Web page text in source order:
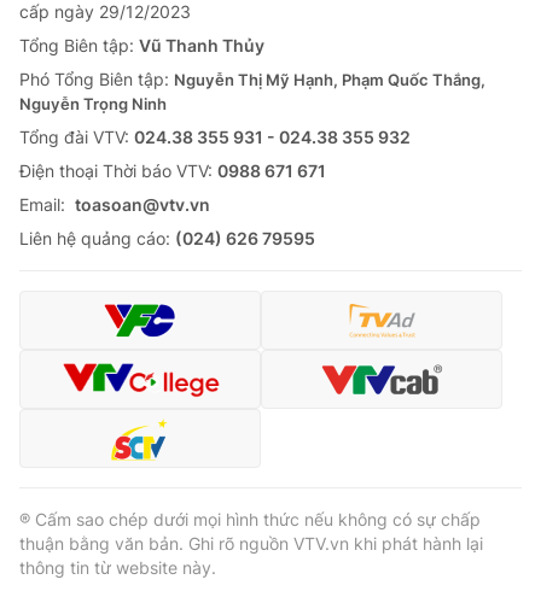
cấp ngày 29/12/2023
Tổng Biên tập: Vũ Thanh Thủy
Phó Tổng Biên tập: Nguyễn Thị Mỹ Hạnh, Phạm Quốc Thắng,
Nguyễn Trọng Ninh
Tổng đài VTV: 024.38 355 931 - 024.38 355 932
Ðiện thoại Thời báo VTV: 0988 671 671
Email: toasoan@vtv.vn
Liên hệ quảng cáo: (024) 626 79595
® Cấm sao chép dưới mọi hình thức nếu không có sự chấp
thuận bằng văn bản. Ghi rõ nguồn VTV.vn khi phát hành lại
thông tin từ website này.